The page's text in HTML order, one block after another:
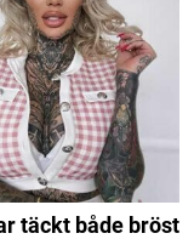
täckt både bröst